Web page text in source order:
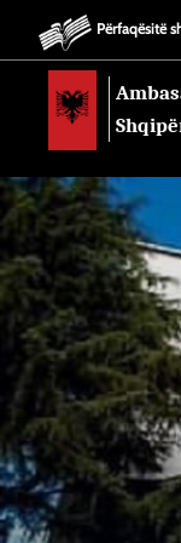
Përfaqësitë